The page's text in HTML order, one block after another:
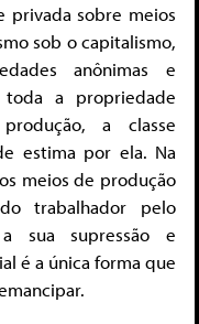
privada sobre meios
sob o capitalismo,
anônimas e
a propriedade
a classe
estima por ela. Na
meios de produção
trabalhador pelo
sua supressão e
é a única forma que